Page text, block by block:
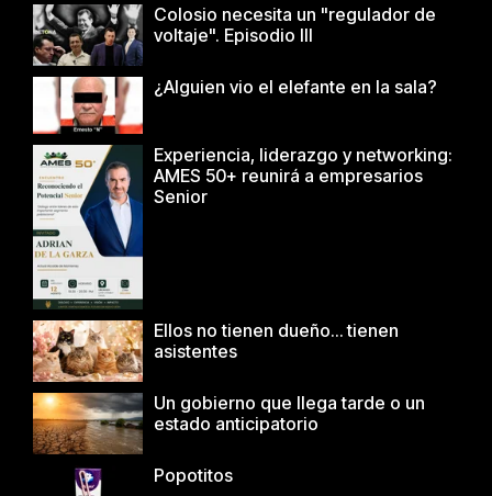
Colosio necesita un "regulador de
voltaje". Episodio III
¿Alguien vio el elefante en la sala?
Experiencia, liderazgo y networking:
AMES 50+ reunirá a empresarios
Senior
Ellos no tienen dueño… tienen
asistentes
Un gobierno que llega tarde o un
estado anticipatorio
Popotitos